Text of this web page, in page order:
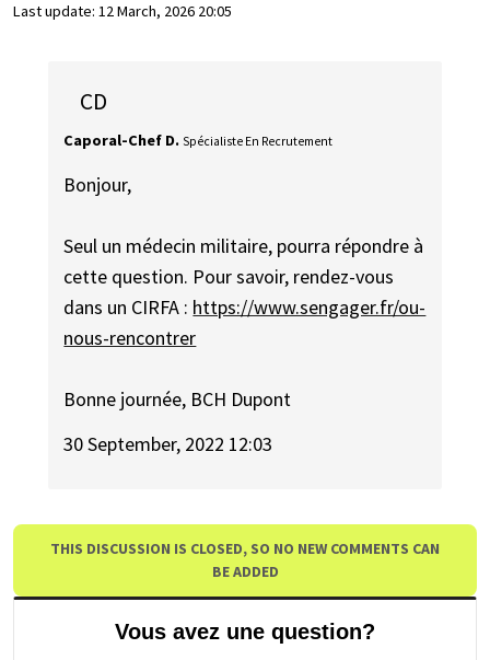
Last update: 12 March, 2026 20:05
CD
Caporal-Chef D. Spécialiste En Recrutement
Bonjour,
Seul un médecin militaire, pourra répondre à
cette question. Pour savoir, rendez-vous
dans un CIRFA : https://www.sengager.fr/ou-
nous-rencontrer
Bonne journée, BCH Dupont
30 September, 2022 12:03
THIS DISCUSSION IS CLOSED, SO NO NEW COMMENTS CAN
BE ADDED
Vous avez une question?